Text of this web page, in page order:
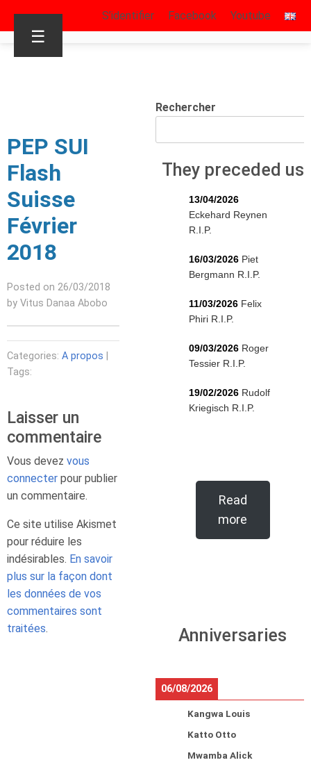
S’identifier Facebook Youtube
☰
PEP SUI
Flash
Suisse
Février
2018
Posted on 26/03/2018
by Vitus Danaa Abobo
Categories: A propos
Tags:
Laisser un
commentaire
Vous devez vous
connecter pour publier
un commentaire.
Ce site utilise Akismet
pour réduire les
indésirables. En savoir
plus sur la façon dont
les données de vos
commentaires sont
traitées.
Rechercher
They preceded us
13/04/2026
Eckehard Reynen
R.I.P.
16/03/2026 Piet
Bergmann R.I.P.
11/03/2026 Felix
Phiri R.I.P.
09/03/2026 Roger
Tessier R.I.P.
19/02/2026 Rudolf
Kriegisch R.I.P.
Read
more
Anniversaries
06/08/2026
Kangwa Louis
Katto Otto
Mwamba Alick